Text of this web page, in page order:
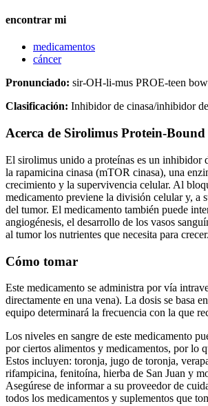
encontrar mi
medicamentos
cáncer
Pronunciado: sir-OH-li-mus PROE-teen
Clasificación: Inhibidor de cinasa/inhibidor
Acerca de Sirolimus Protein-
El sirolimus unido a proteínas es un inhibidor
la rapamicina cinasa (mTOR cinasa), una
crecimiento y la supervivencia celular. Al
medicamento previene la división celular y, a
del tumor. El medicamento también puede
angiogénesis, el desarrollo de los vasos
al tumor los nutrientes que necesita para crecer.
Cómo tomar
Este medicamento se administra por vía
directamente en una vena). La dosis se basa
equipo determinará la frecuencia con la que
Los niveles en sangre de este medicamento
por ciertos alimentos y medicamentos, por lo
Estos incluyen: toronja, jugo de toronja,
rifampicina, fenitoína, hierba de San Juan y
Asegúrese de informar a su proveedor de
todos los medicamentos y suplementos que